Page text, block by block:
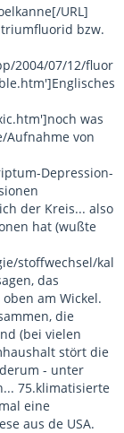
URL]
bzw.
2004/07/12/fluor
was
Aufnahme von
Depression-
der Kreis... also
hat (wußte
stoffwechsel/kal
das
am Wickel.
die
(bei vielen
stört die
- unter
75.klimatisierte
eine
aus de USA.